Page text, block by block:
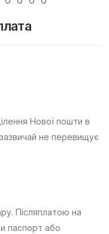
Нової пошти в
не перевищує
Післяплатою на
паспорт або